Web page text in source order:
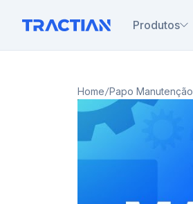
Produtos
Home Papo Manutenção